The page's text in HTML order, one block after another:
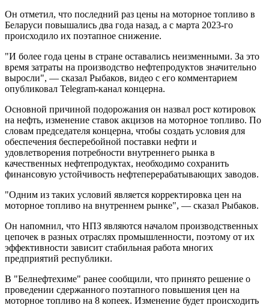
Он отметил, что последний раз цены на моторное топливо в
Беларуси повышались два года назад, а с марта 2023-го
происходило их поэтапное снижение.
"И более года цены в стране оставались неизменными. За это
время затраты на производство нефтепродуктов значительно
выросли", — сказал Рыбаков, видео с его комментарием
опубликовал Telegram-канал концерна.
Основной причиной подорожания он назвал рост котировок
на нефть, изменение ставок акцизов на моторное топливо. По
словам председателя концерна, чтобы создать условия для
обеспечения бесперебойной поставки нефти и
удовлетворения потребности внутреннего рынка в
качественных нефтепродуктах, необходимо сохранить
финансовую устойчивость нефтеперерабатывающих заводов.
"Одним из таких условий является корректировка цен на
моторное топливо на внутреннем рынке", — сказал Рыбаков.
Он напомнил, что НПЗ являются началом производственных
цепочек в разных отраслях промышленности, поэтому от их
эффективности зависит стабильная работа многих
предприятий республики.
В "Белнефтехиме" ранее сообщили, что принято решение о
проведении сдержанного поэтапного повышения цен на
моторное топливо на 8 копеек. Изменение будет происходить